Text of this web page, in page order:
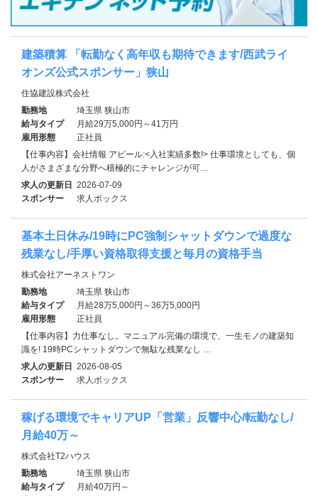
建築積算 「転勤なく高年収も期待できます/西武ライ
オンズ公式スポンサー」狭山
住協建設株式会社
勤務地
埼玉県 狭山市
給与タイプ
月給29万5,000円～41万円
雇用形態
正社員
【仕事内容】会社情報 アピール:<入社実績多数!> 仕事環境としても、個
人がさまざまな分野へ積極的にチャレンジが可…
求人の更新日 2026-07-09
スポンサー
求人ボックス
基本土日休み/19時にPC強制シャットダウンで過度な
残業なし/手厚い資格取得支援と毎月の資格手当
株式会社アーネストワン
勤務地
埼玉県 狭山市
給与タイプ
月給28万5,000円～36万5,000円
雇用形態
正社員
【仕事内容】力仕事なし。マニュアル完備の環境で、一生モノの建築知
識を! 19時PCシャットダウンで無駄な残業なし …
求人の更新日 2026-08-05
スポンサー
求人ボックス
稼げる環境でキャリアUP「営業」反響中心/転勤なし/
月給40万～
株式会社T2ハウス
勤務地
埼玉県 狭山市
給与タイプ
月給40万円～